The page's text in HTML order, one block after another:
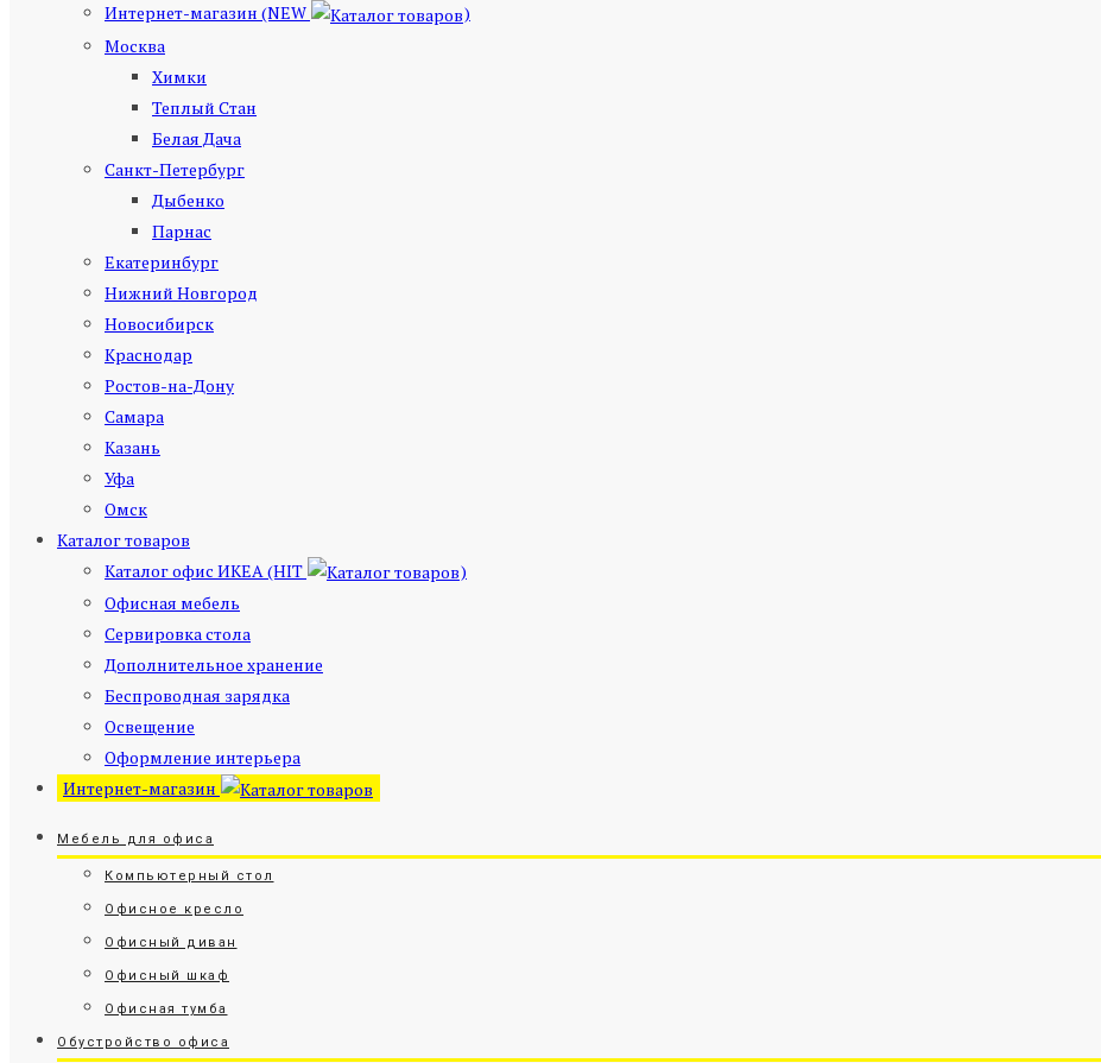
Интернет-магазин (NEW
)
Москва
Химки
Теплый Стан
Белая Дача
Санкт-Петербург
Дыбенко
Парнас
Екатеринбург
Нижний Новгород
Новосибирск
Краснодар
Ростов-на-Дону
Самара
Казань
Уфа
Омск
Каталог товаров
Каталог офис ИКЕА (HIT
)
Офисная мебель
Сервировка стола
Дополнительное хранение
Беспроводная зарядка
Освещение
Оформление интерьера
Интернет-магазин
Мебель для офиса
Компьютерный стол
Офисное кресло
Офисный диван
Офисный шкаф
Офисная тумба
Обустройство офиса